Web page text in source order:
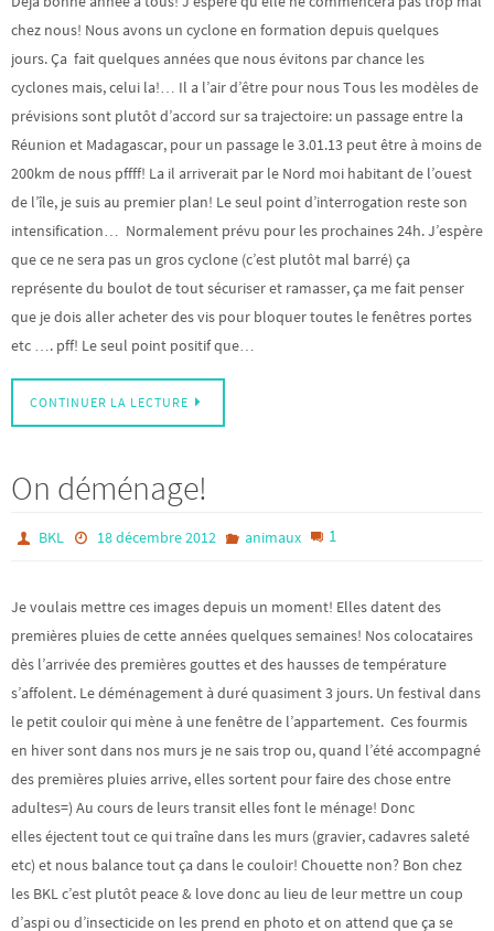
chez nous! Nous avons un cyclone en formation depuis quelques
jours. Ça fait quelques années que nous évitons par chance les
cyclones mais, celui la!… Il a l’air d’être pour nous Tous les modèles de
prévisions sont plutôt d’accord sur sa trajectoire: un passage entre la
Réunion et Madagascar, pour un passage le 3.01.13 peut être à moins de
200km de nous pffff! La il arriverait par le Nord moi habitant de l’ouest
de l’île, je suis au premier plan! Le seul point d’interrogation reste son
intensification… Normalement prévu pour les prochaines 24h. J’espère
que ce ne sera pas un gros cyclone (c’est plutôt mal barré) ça
représente du boulot de tout sécuriser et ramasser, ça me fait penser
que je dois aller acheter des vis pour bloquer toutes le fenêtres portes
etc …. pff! Le seul point positif que…
CONTINUER LA LECTURE
On déménage!
BKL 18 décembre 2012 animaux 1
Je voulais mettre ces images depuis un moment! Elles datent des
premières pluies de cette années quelques semaines! Nos colocataires
dès l’arrivée des premières gouttes et des hausses de température
s’affolent. Le déménagement à duré quasiment 3 jours. Un festival dans
le petit couloir qui mène à une fenêtre de l’appartement. Ces fourmis
en hiver sont dans nos murs je ne sais trop ou, quand l’été accompagné
des premières pluies arrive, elles sortent pour faire des chose entre
adultes=) Au cours de leurs transit elles font le ménage! Donc
elles éjectent tout ce qui traîne dans les murs (gravier, cadavres saleté
etc) et nous balance tout ça dans le couloir! Chouette non? Bon chez
les BKL c’est plutôt peace & love donc au lieu de leur mettre un coup
d’aspi ou d’insecticide on les prend en photo et on attend que ça se